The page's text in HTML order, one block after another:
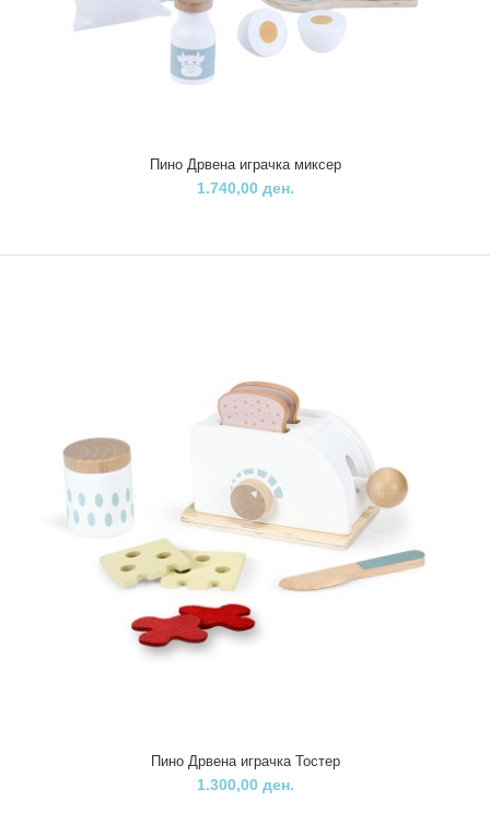
Играчка која со својот изглед и повеке можности со сигурност ќе
го привлече вниманието на Вашето дет..
Пино Дрвен Сет за чај
1.150,00 ден.
Пино Дрвена играчка миксер
1.740,00 ден.
Пино Дрвена играчка Тостер
1.300,00 ден.